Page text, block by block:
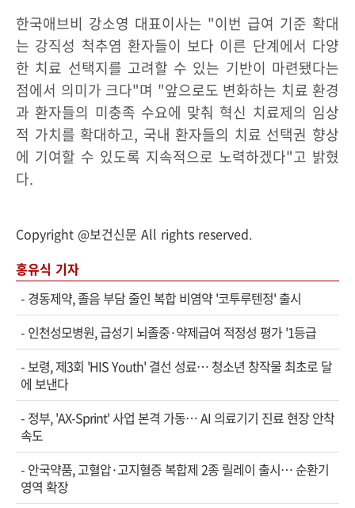
한국애브비 강소영 대표이사는 "이번 급여 기준 확대
는 강직성 척추염 환자들이 보다 이른 단계에서 다양
한 치료 선택지를 고려할 수 있는 기반이 마련됐다는
점에서 의미가 크다"며 "앞으로도 변화하는 치료 환경
과 환자들의 미충족 수요에 맞춰 혁신 치료제의 임상
적 가치를 확대하고, 국내 환자들의 치료 선택권 향상
에 기여할 수 있도록 지속적으로 노력하겠다"고 밝혔
다.
Copyright @보건신문 All rights reserved.
홍유식 기자
- 경동제약, 졸음 부담 줄인 복합 비염약 '코투루텐정' 출시
- 인천성모병원, 급성기 뇌졸중·약제급여 적정성 평가 '1등급
- 보령, 제3회 'HIS Youth' 결선 성료… 청소년 창작물 최초로 달
에 보낸다
- 정부, 'AX-Sprint' 사업 본격 가동… AI 의료기기 진료 현장 안착
속도
- 안국약품, 고혈압·고지혈증 복합제 2종 릴레이 출시… 순환기
영역 확장